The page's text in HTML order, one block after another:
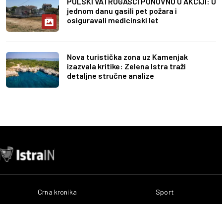
jednom danu gasili pet požara i
osiguravali medicinski let
Nova turistička zona uz Kamenjak
izazvala kritike: Zelena Istra traži
detaljne stručne analize
Crna kronika Sport